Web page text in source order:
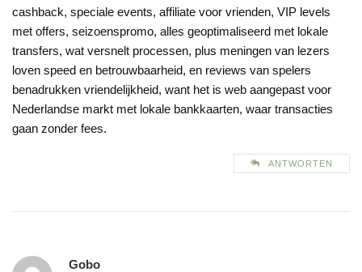
cashback, speciale events, affiliate voor vrienden, VIP levels
met offers, seizoenspromo, alles geoptimaliseerd met lokale
transfers, wat versnelt processen, plus meningen van lezers
loven speed en betrouwbaarheid, en reviews van spelers
benadrukken vriendelijkheid, want het is web aangepast voor
Nederlandse markt met lokale bankkaarten, waar transacties
gaan zonder fees.
ANTWORTEN
Gobo